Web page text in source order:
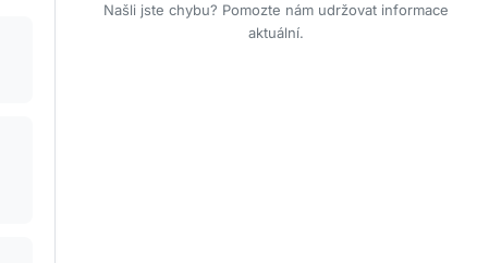
Našli jste chybu? Pomozte nám udržovat informace
aktuální.